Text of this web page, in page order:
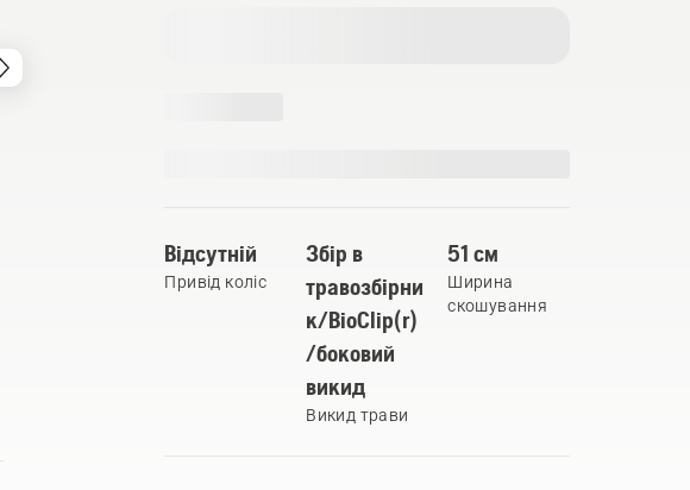
Відсутній
Привід коліс
Збір в
травозбірни
к/BioClip(r)
/боковий
викид
Викид трави
51 см
Ширина
скошування